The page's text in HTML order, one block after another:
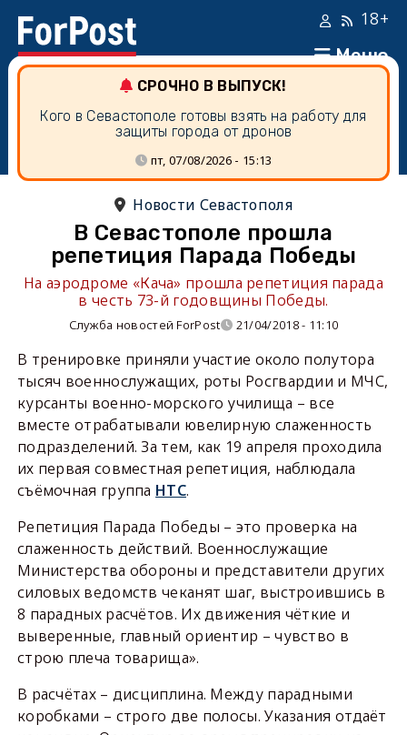
Меню
18+
СРОЧНО В ВЫПУСК!
Кого в Севастополе готовы взять на работу для
защиты города от дронов
пт, 07/08/2026 - 15:13
Новости Севастополя
В Севастополе прошла
репетиция Парада Победы
На аэродроме «Кача» прошла репетиция парада
в честь 73-й годовщины Победы.
Служба новостей ForPost 21/04/2018 - 11:10
В тренировке приняли участие около полутора
тысяч военнослужащих, роты Росгвардии и МЧС,
курсанты военно-морского училища – все
вместе отрабатывали ювелирную слаженность
подразделений. За тем, как 19 апреля проходила
их первая совместная репетиция, наблюдала
съёмочная группа НТС.
Репетиция Парада Победы – это проверка на
слаженность действий. Военнослужащие
Министерства обороны и представители других
силовых ведомств чеканят шаг, выстроившись в
8 парадных расчётов. Их движения чёткие и
выверенные, главный ориентир – чувство в
строю плеча товарища».
В расчётах – дисциплина. Между парадными
коробками – строго две полосы. Указания отдаёт